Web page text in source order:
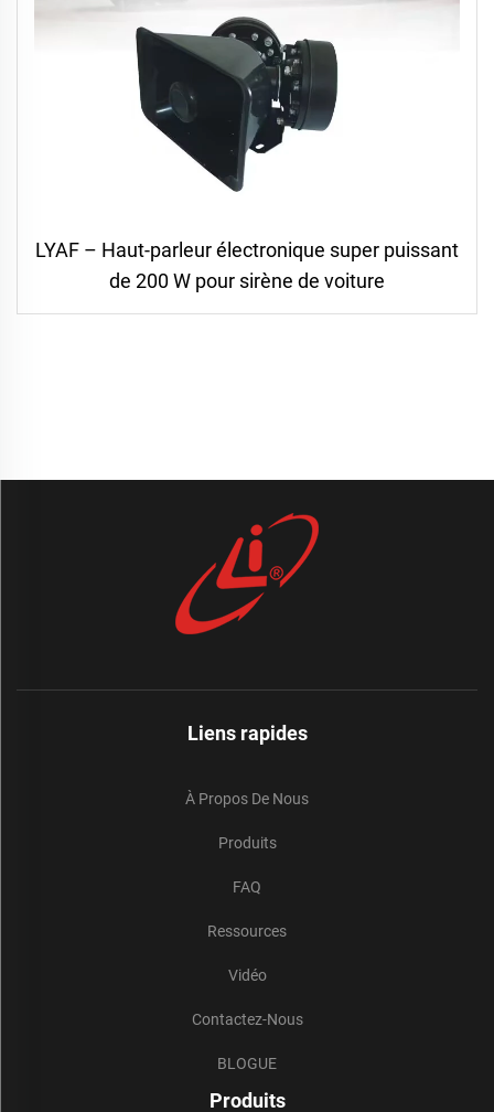
LYAF – Haut-parleur électronique super puissant
de 200 W pour sirène de voiture
Liens rapides
À Propos De Nous
Produits
FAQ
Ressources
Vidéo
Contactez-Nous
BLOGUE
Produits